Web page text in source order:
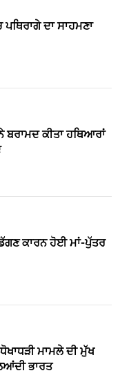
ਦਾ ਸਾਹਮਣਾ
ਬਰਾਮਦ ਕੀਤਾ ਹਥਿਆਰਾਂ
ਕਾਰਨ ਹੋਈ ਮਾਂ-ਪੁੱਤਰ
ਮਾਮਲੇ ਦੀ ਮੁੱਖ
ਭਾਰਤ